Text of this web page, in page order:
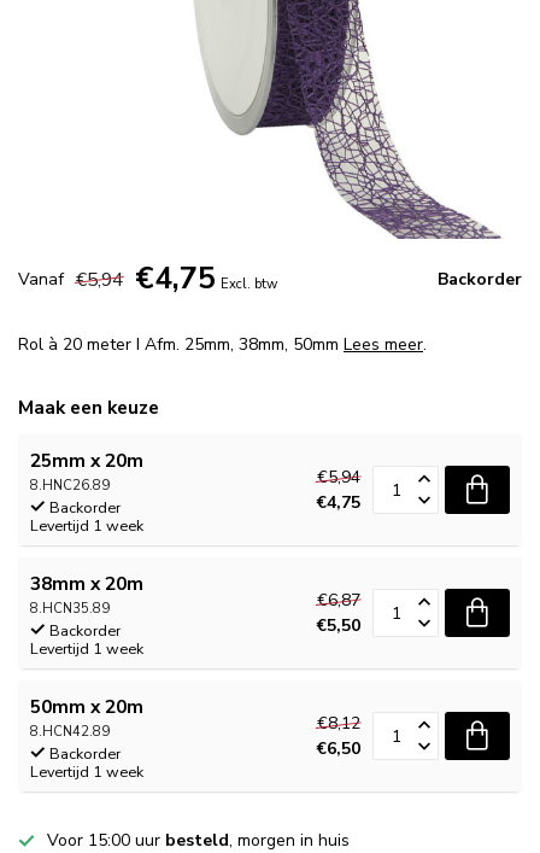
Vanaf €5,94 €4,75 Excl. btw Backorder
Rol à 20 meter I Afm. 25mm, 38mm, 50mm Lees meer.
Maak een keuze
25mm x 20m
8.HNC26.89
Backorder
Levertijd 1 week
€5,94
€4,75
38mm x 20m
8.HCN35.89
Backorder
Levertijd 1 week
€6,87
€5,50
50mm x 20m
8.HCN42.89
Backorder
Levertijd 1 week
€8,12
€6,50
Voor 15:00 uur besteld, morgen in huis